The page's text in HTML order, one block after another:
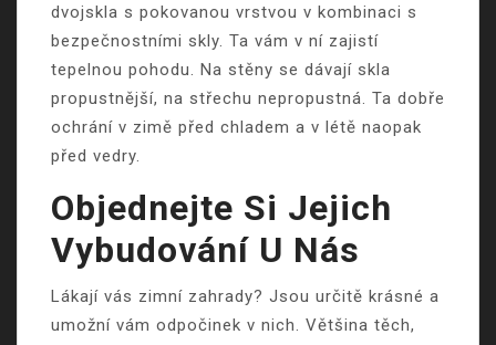
dvojskla s pokovanou vrstvou v kombinaci s
bezpečnostními skly. Ta vám v ní zajistí
tepelnou pohodu. Na stěny se dávají skla
propustnější, na střechu nepropustná. Ta dobře
ochrání v zimě před chladem a v létě naopak
před vedry.
Objednejte Si Jejich
Vybudování U Nás
Lákají vás zimní zahrady? Jsou určitě krásné a
umožní vám odpočinek v nich. Většina těch,